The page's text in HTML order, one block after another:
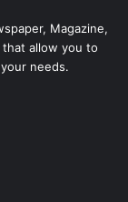
Magazine,
allow you to
needs.